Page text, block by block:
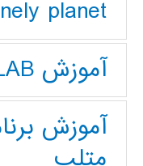
planet
آموزش MATLAB
آموزش